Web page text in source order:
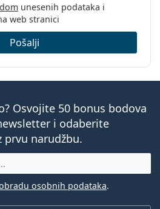
unesenih podataka i
web stranici
Pošalji
Osvojite 50 bonus bodova
i odaberite
prvu narudžbu.
osobnih podataka.